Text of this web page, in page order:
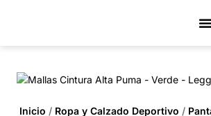
Inicio / Ropa y Calzado Deportivo /